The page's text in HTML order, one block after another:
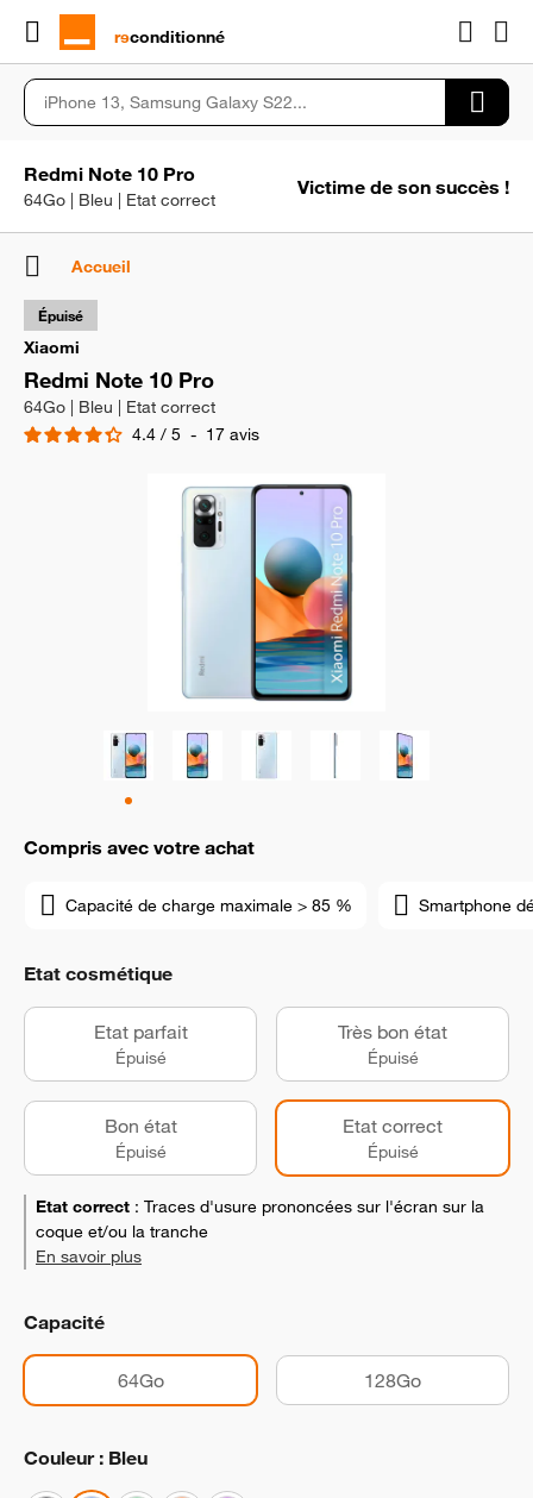
rɘconditionné
Redmi Note 10 Pro
64Go | Bleu | Etat correct
Victime de son succès !
Accueil
Xiaomi
Redmi Note 10 Pro
64Go | Bleu | Etat correct
4.4 / 5 - 17 avis
Épuisé
Compris avec votre achat
Capacité de charge maximale > 85 % Smartphone
Etat cosmétique
Etat parfait
Épuisé
Très bon état
Épuisé
Bon état
Épuisé
Etat correct
Épuisé
Etat correct : Traces d'usure prononcées sur l'écran sur la
coque et/ou la tranche
En savoir plus
Capacité
64Go 128Go
Couleur : Bleu